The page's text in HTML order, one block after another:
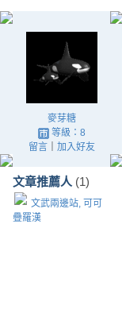
麥芽糖
等級：8
留言｜ 加入好友
文章推薦人 (1)
文武兩邊站, 可可
疊羅漢